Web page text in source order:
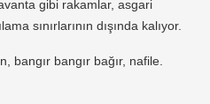
gibi rakamlar, asgari
sınırlarının dışında kalıyor.
bangır bangır bağır, nafile.